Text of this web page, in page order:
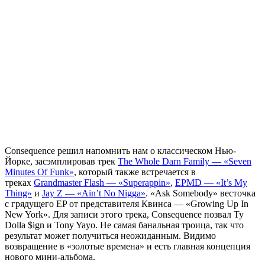
Consequence решил напомнить нам о классическом Нью-
Йорке, засэмплировав трек The Whole Darn Family — «Seven
Minutes Of Funk», который также встречается в
треках Grandmaster Flash — «Superappin», EPMD — «It’s My
Thing» и Jay Z — «Ain’t No Nigga». «Ask Somebody» весточка
с грядущего EP от представителя Квинса — «Growing Up In
New York». Для записи этого трека, Consequence позвал Ty
Dolla $ign и Tony Yayo. Не самая банальная троица, так что
результат может получиться неожиданным. Видимо
возвращение в «золотые времена» и есть главная концепция
нового мини-альбома.